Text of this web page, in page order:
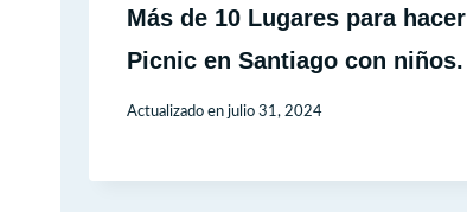
Más de 10 Lugares para hacer
Picnic en Santiago con niños.
Actualizado en julio 31, 2024